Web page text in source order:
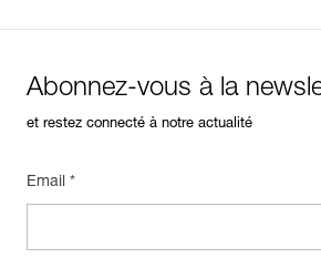
Abonnez-vous à la
et restez connecté à notre actualité
Email *